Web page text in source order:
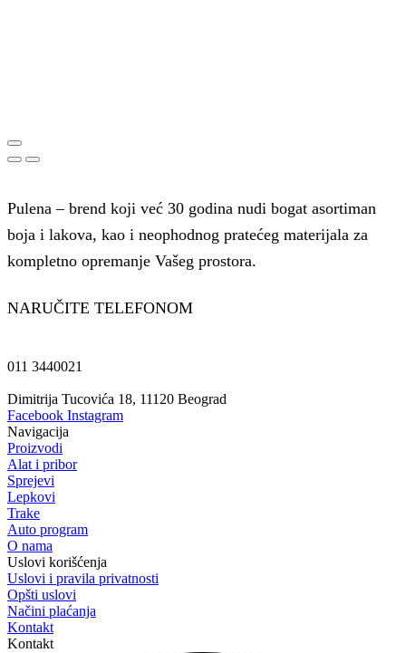
Pulena – brend koji već 30 godina nudi bogat asortiman
boja i lakova, kao i neophodnog pratećeg materijala za
kompletno opremanje Vašeg prostora.
NARUČITE TELEFONOM
011 3440021
Dimitrija Tucovića 18, 11120 Beograd
Facebook Instagram
Navigacija
Proizvodi
Alat i pribor
Sprejevi
Lepkovi
Trake
Auto program
O nama
Uslovi korišćenja
Uslovi i pravila privatnosti
Opšti uslovi
Načini plaćanja
Kontakt
Kontakt